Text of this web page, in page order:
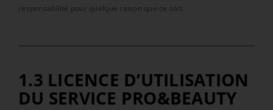
responsabilité pour quelque raison que ce soit.
1.3 LICENCE D’UTILISATION
DU SERVICE PRO&BEAUTY